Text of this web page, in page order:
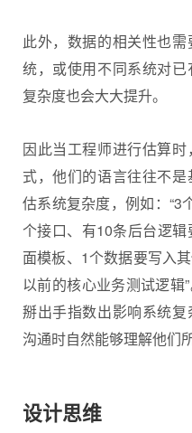
此外，数据的相关性也
统，或使用不同系统对
复杂度也会大大提升。
因此当工程师进行估算
式，他们的语言往往不
估系统复杂度，例如：“3
个接口、有10条后台逻
面模板、1个数据要写入
以前的核心业务测试逻辑
掰出手指数出影响系统
沟通时自然能够理解他们
设计思维